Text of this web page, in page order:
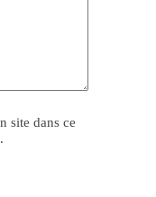
site dans ce